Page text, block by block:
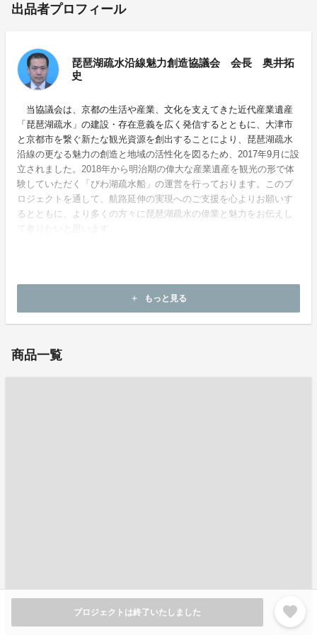
プロジェクトは終了いたしました favorite
出品者プロフィール
琵琶湖疏水沿線魅力創造協議会 会長 奥井拓
史
当協議会は、京都の生活や産業、文化を支えてきた近代産業遺産
「琵琶湖疏水」の建設・存在意義を広く発信するとともに、大津市
と京都市を繋ぐ新たな観光資源を創出することにより、琵琶湖疏水
沿線の更なる魅力の創造と地域の活性化を図るため、2017年9月に設
立されました。2018年から明治期の偉大な産業遺産を観光の形で体
験していただく「びわ湖疏水船」の運営を行っております。このプ
ロジェクトを通して、航路延伸の実現へのご支援を心よりお願いす
るとともに、より多くの方々に琵琶湖疏水の偉業と魅力をお伝えし
add もっと見る
商品一覧